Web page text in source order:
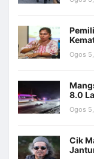
Ogos
8.0
Ogos
Cik